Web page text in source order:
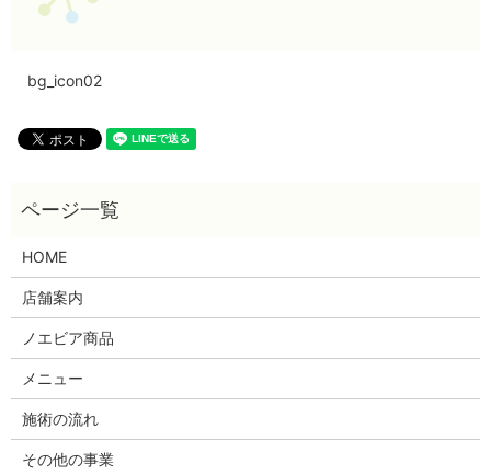
bg_icon02
HOME
店舗案内
ノエビア商品
メニュー
施術の流れ
その他の事業